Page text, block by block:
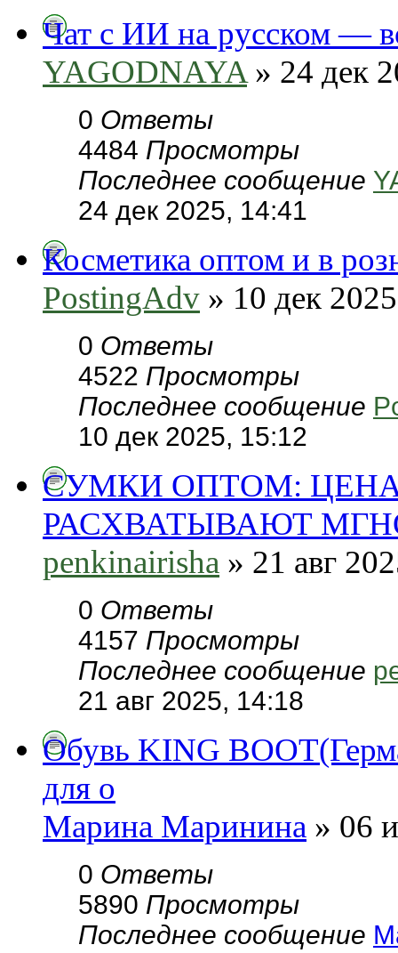
Чат с ИИ на русском —
YAGODNAYA» 24 дек
0 Ответы
4484 Просмотры
Последнее сообщение
24 дек 2025, 14:41
Косметика оптом и в
PostingAdv » 10 дек
0 Ответы
4522 Просмотры
Последнее сообщение
10 дек 2025, 15:12
СУМКИ ОПТОМ:
РАСХВАТЫВАЮТ
penkinairisha » 21 авг
0 Ответы
4157 Просмотры
Последнее сообщение
21 авг 2025, 14:18
Обувь KING
для о
Марина Маринина » 06
0 Ответы
5890 Просмотры
Последнее сообщение